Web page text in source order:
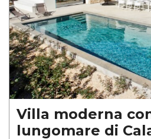
Villa moderna
lungomare di